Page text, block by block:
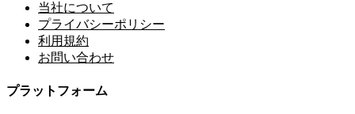
当社について
プライバシーポリシー
利用規約
お問い合わせ
プラットフォーム